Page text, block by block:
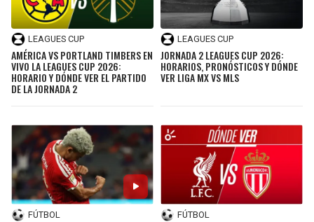
LEAGUES CUP
AMÉRICA VS PORTLAND TIMBERS EN
VIVO LA LEAGUES CUP 2026:
HORARIO Y DÓNDE VER EL PARTIDO
DE LA JORNADA 2
LEAGUES CUP
JORNADA 2 LEAGUES CUP 2026:
HORARIOS, PRONÓSTICOS Y DÓNDE
VER LIGA MX VS MLS
FÚTBOL FÚTBOL